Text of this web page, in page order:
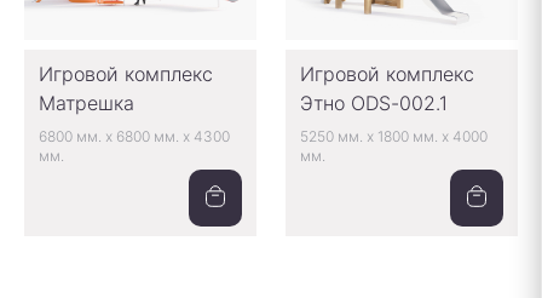
Игровой комплекс
Матрешка
6800 мм. x 6800 мм. x 4300
мм.
Игровой комплекс
Этно ODS-002.1
5250 мм. x 1800 мм. x 4000
мм.